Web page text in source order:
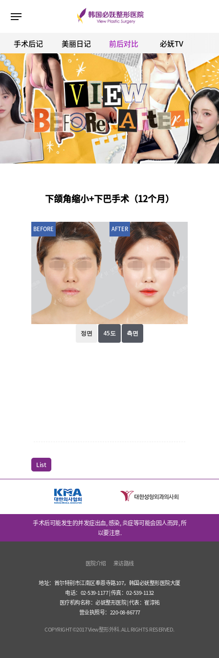
ESC 버튼을 누르면 검색창을 닫을 수 있습니다.
手术后记 美丽日记 前后对比 必妩TV
下颌角缩小+下巴手术（12个月）
BEFORE AFTER
List
手术后可能发生的并发症出血, 感染, 炎症等可能会因人而异, 所
以要注意.
医院介绍 来访路线
地址：首尔特别市江南区奉恩寺路107，韩国必妩整形医院大厦
电话：02-539-1177 | 传真：02-539-1132
医疗机构名称：必妩整形医院 | 代表：崔淳祐
营业执照号：220-08-86777
COPYRIGHT©2017 View整形外科. ALL RIGHTS RESERVED.